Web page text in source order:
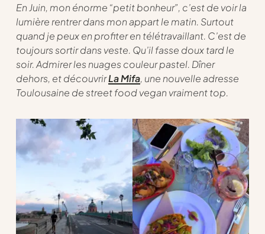
En Juin, mon énorme “petit bonheur”, c’est de voir la
lumière rentrer dans mon appart le matin. Surtout
quand je peux en profiter en télétravaillant. C’est de
toujours sortir dans veste. Qu’il fasse doux tard le
soir. Admirer les nuages couleur pastel. Dîner
dehors, et découvrirLa Mifa, une nouvelle adresse
Toulousaine de street food vegan vraiment top.